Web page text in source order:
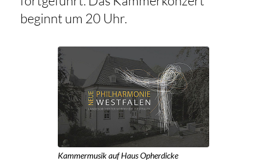
beginnt um 20 Uhr.
Kammermusik auf Haus Opherdicke